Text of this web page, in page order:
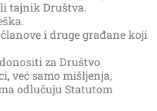
tajnik Društva.
i druge građane koji
za Društvo
već samo mišljenja,
odlučuju Statutom